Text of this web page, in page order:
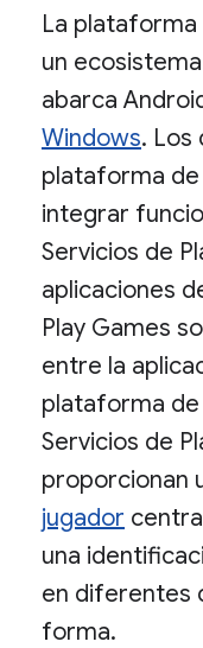
La plataforma
un
abarca
Windows. Los
plataforma de
integrar
Servicios de
aplicaciones
Play Games
entre la
plataforma de
Servicios de
proporcionan
jugador
una
en diferentes
forma.